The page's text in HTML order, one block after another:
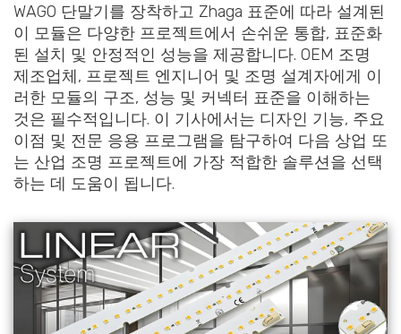
WAGO 단말기를 장착하고 Zhaga 표준에 따라 설계된
이 모듈은 다양한 프로젝트에서 손쉬운 통합, 표준화
된 설치 및 안정적인 성능을 제공합니다. OEM 조명
제조업체, 프로젝트 엔지니어 및 조명 설계자에게 이
러한 모듈의 구조, 성능 및 커넥터 표준을 이해하는
것은 필수적입니다. 이 기사에서는 디자인 기능, 주요
이점 및 전문 응용 프로그램을 탐구하여 다음 상업 또
는 산업 조명 프로젝트에 가장 적합한 솔루션을 선택
하는 데 도움이 됩니다.